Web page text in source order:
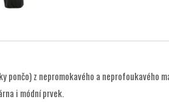
pončo) z nepromokavého a neprofoukavého
i módní prvek.